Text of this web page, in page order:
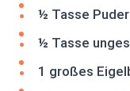
½ Tasse
½ Tasse
1 großes